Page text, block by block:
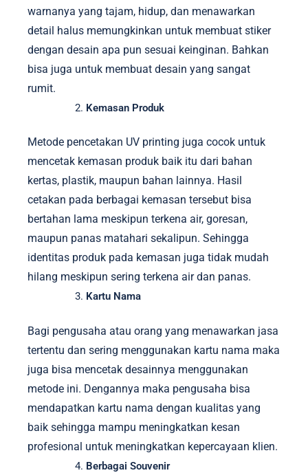
warnanya yang tajam, hidup, dan menawarkan
detail halus memungkinkan untuk membuat stiker
dengan desain apa pun sesuai keinginan. Bahkan
bisa juga untuk membuat desain yang sangat
rumit.
Kemasan Produk
Metode pencetakan UV printing juga cocok untuk
mencetak kemasan produk baik itu dari bahan
kertas, plastik, maupun bahan lainnya. Hasil
cetakan pada berbagai kemasan tersebut bisa
bertahan lama meskipun terkena air, goresan,
maupun panas matahari sekalipun. Sehingga
identitas produk pada kemasan juga tidak mudah
hilang meskipun sering terkena air dan panas.
Kartu Nama
Bagi pengusaha atau orang yang menawarkan jasa
tertentu dan sering menggunakan kartu nama maka
juga bisa mencetak desainnya menggunakan
metode ini. Dengannya maka pengusaha bisa
mendapatkan kartu nama dengan kualitas yang
baik sehingga mampu meningkatkan kesan
profesional untuk meningkatkan kepercayaan klien.
Berbagai Souvenir